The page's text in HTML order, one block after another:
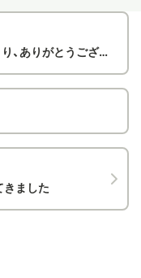
がとうございました
きました